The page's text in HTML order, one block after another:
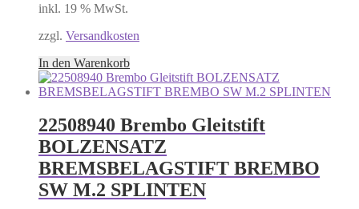
inkl. 19 % MwSt.
zzgl. Versandkosten
In den Warenkorb
22508940 Brembo Gleitstift
BOLZENSATZ
BREMSBELAGSTIFT BREMBO
SW M.2 SPLINTEN